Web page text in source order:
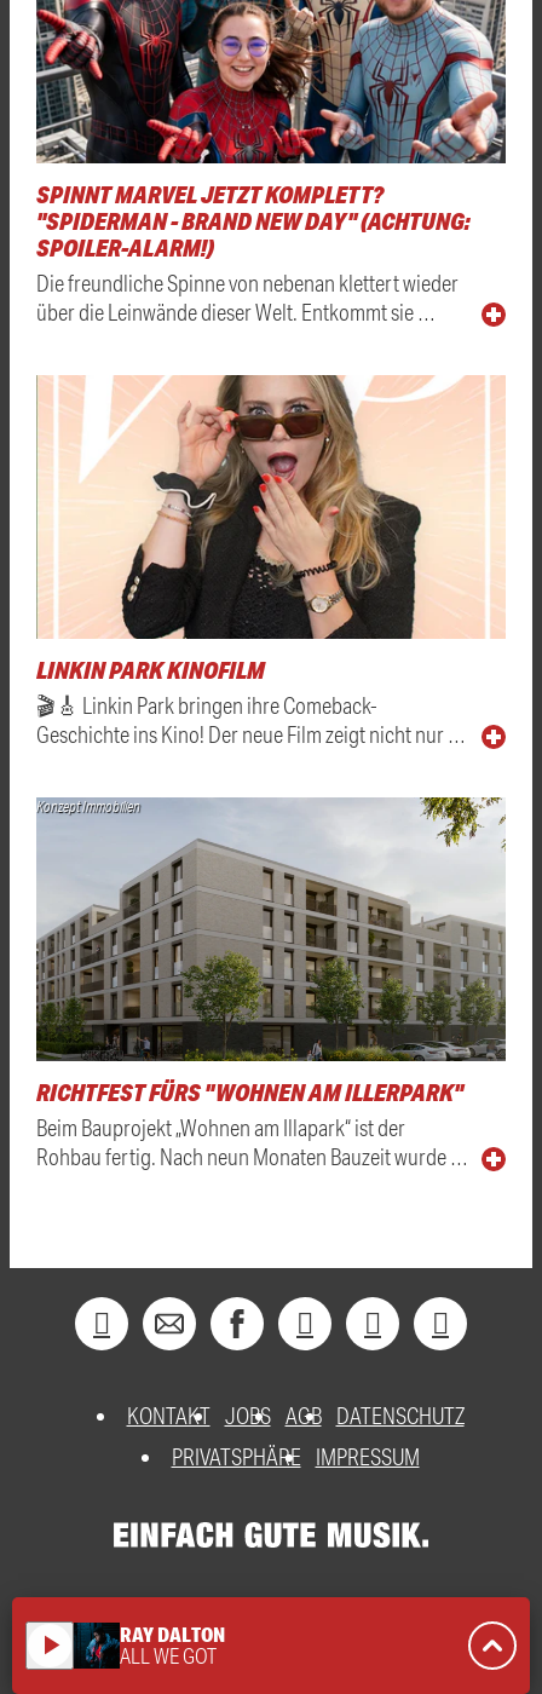
SPINNT MARVEL JETZT KOMPLETT?
"SPIDERMAN - BRAND NEW DAY" (ACHTUNG:
SPOILER-ALARM!)
Die freundliche Spinne von nebenan klettert wieder
über die Leinwände dieser Welt. Entkommt sie …
LINKIN PARK KINOFILM
🎬🎸 Linkin Park bringen ihre Comeback-
Geschichte ins Kino! Der neue Film zeigt nicht nur …
Konzept Immobilien
RICHTFEST FÜRS "WOHNEN AM ILLERPARK"
Beim Bauprojekt „Wohnen am Illapark“ ist der
Rohbau fertig. Nach neun Monaten Bauzeit wurde …
KONTAKT JOBS AGB DATENSCHUTZ
PRIVATSPHÄRE
IMPRESSUM
play_arrow RAY DALTON
ALL WE GOT